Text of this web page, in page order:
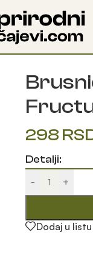
298
Detalji:
- +
Dodaj u